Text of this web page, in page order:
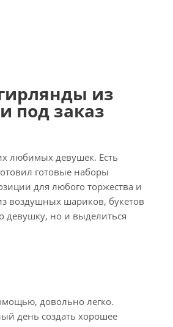
из
под заказ
любимых девушек. Есть
готовые наборы
для любого торжества и
воздушных шариков, букетов
девушку, но и выделиться
довольно легко.
день создать хорошее